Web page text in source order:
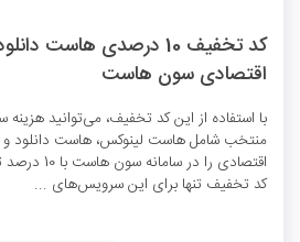
کد تخفیف 10 درصدی هاست
اقتصادی سون هاست
با استفاده از این کد تخفیف، می‌توانید
منتخب شامل هاست لینوکس، هاست دانلود
اقتصادی را
کد تخفیف تنها برای این سرویس‌های ...